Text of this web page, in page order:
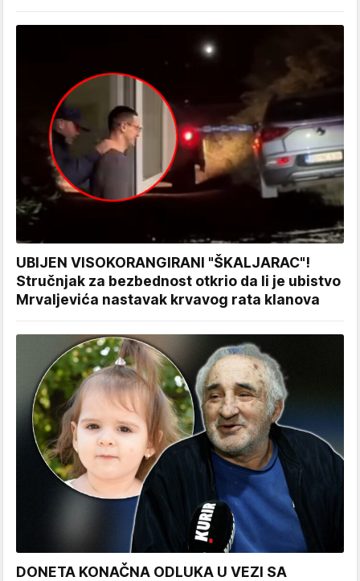
UBIJEN VISOKORANGIRANI "ŠKALJARAC"!
Stručnjak za bezbednost otkrio da li je ubistvo
Mrvaljevića nastavak krvavog rata klanova
DONETA KONAČNA ODLUKA U VEZI SA